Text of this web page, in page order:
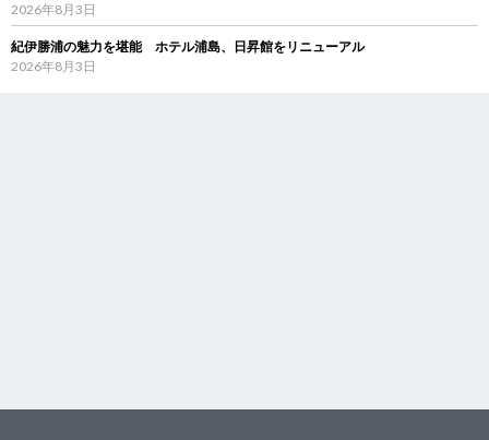
2026年8月3日
紀伊勝浦の魅力を堪能 ホテル浦島、日昇館をリニューアル
2026年8月3日